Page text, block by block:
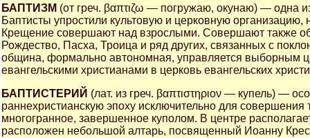
БАПТИЗМ (от греч. βαπτιζω — погружаю, окунаю) — одна
Баптисты упростили культовую и церковную
Крещение совершают над взрослыми. Совершают также
Рождество, Пасха, Троица и ряд других, связанных с
община, формально автономная, управляется выборным
евангельскими христианами в церковь евангельских
БАПТИСТЕРИЙ (лат. из греч. βαπτιστηριον — купель) —
раннехристианскую эпоху исключительно для
многогранное, завершенное куполом. В центре
расположен небольшой алтарь, посвященный Иоанну